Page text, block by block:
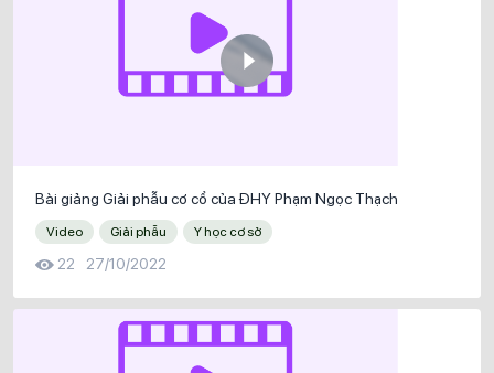
Bài giảng Giải phẫu cơ cổ của ĐHY Phạm Ngọc Thạch
Video Giải phẫu Y học cơ sở
22 27/10/2022